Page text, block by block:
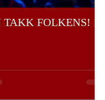
TAKK FOLKENS!